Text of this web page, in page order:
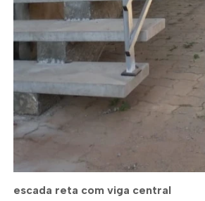
escada reta com viga central